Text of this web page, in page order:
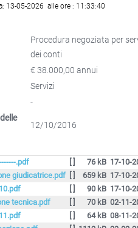
13-05-2026 alle ore : 11:33:40
Procedura negoziata per
dei conti
€ 38.000,00 annui
Servizi
-
12/10/2016
.pdf [ ] 76 kB 17-10-
giudicatrice.pdf [ ] 659 kB 17-10-
[ ] 90 kB 17-10-
tecnica.pdf
[ ] 70 kB 02-11-
[ ] 64 kB 08-11-